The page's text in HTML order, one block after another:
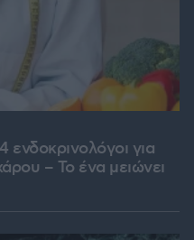
για
– Το ένα μειώνει